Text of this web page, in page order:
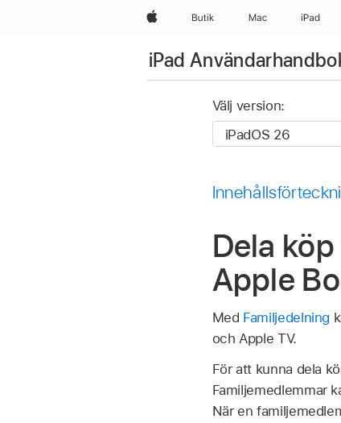
AppleButik Mac iPad
iPad
Välj version:
Dela
Apple
Med Familjedelning
och Apple TV.
För att kunna dela
Familjemedlemmar
När en